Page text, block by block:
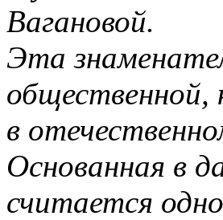
Вагановой.
Эта
общественной,
в
Основанная в
считается